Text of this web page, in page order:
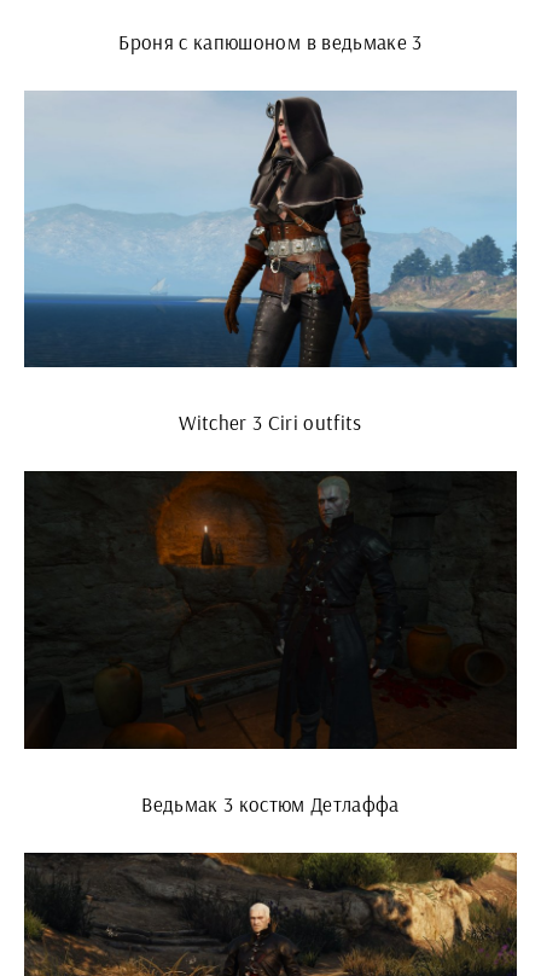
Броня с капюшоном в ведьмаке 3
Witcher 3 Ciri outfits
Ведьмак 3 костюм Детлаффа